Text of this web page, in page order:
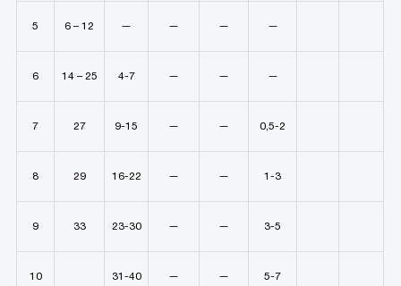
5 6 – 12 — — — —
6 14 – 25 4-7 — — —
7 27 9-15 — — 0,5-2
8 29 16-22 — — 1-3
9 33 23-30 — — 3-5
10 31-40 — — 5-7